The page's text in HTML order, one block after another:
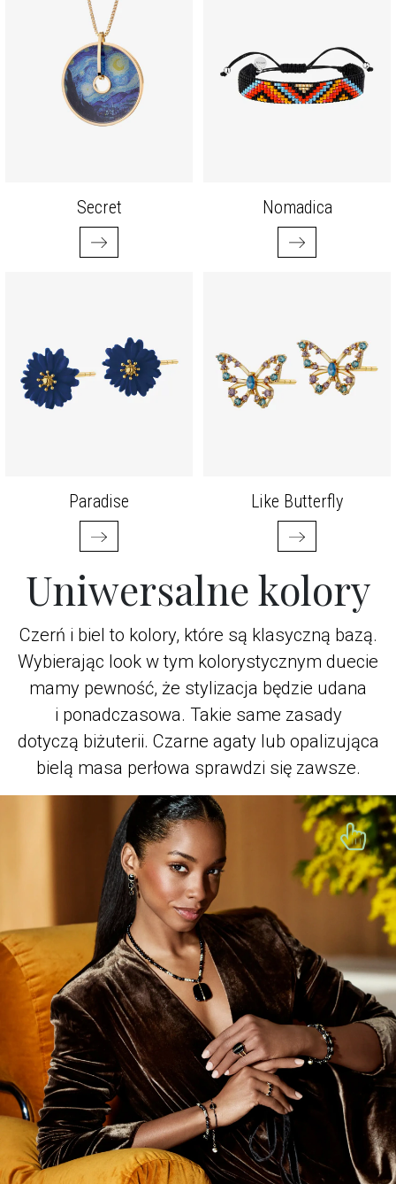
Secret Nomadica
Paradise Like Butterfly
Uniwersalne kolory
Czerń i biel to kolory, które są klasyczną bazą.
Wybierając look w tym kolorystycznym duecie
mamy pewność, że stylizacja będzie udana
i ponadczasowa. Takie same zasady
dotyczą biżuterii. Czarne agaty lub opalizująca
bielą masa perłowa sprawdzi się zawsze.